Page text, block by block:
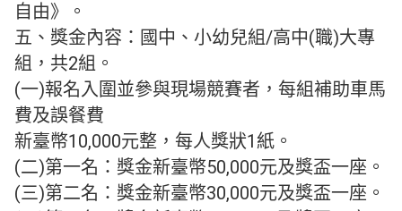
自由》。
五、獎金內容：國中、小幼兒組/高中(職)大專
組，共2組。
(一)報名入圍並參與現場競賽者，每組補助車馬
費及誤餐費
新臺幣10,000元整，每人獎狀1紙。
(二)第一名：獎金新臺幣50,000元及獎盃一座。
(三)第二名：獎金新臺幣30,000元及獎盃一座。